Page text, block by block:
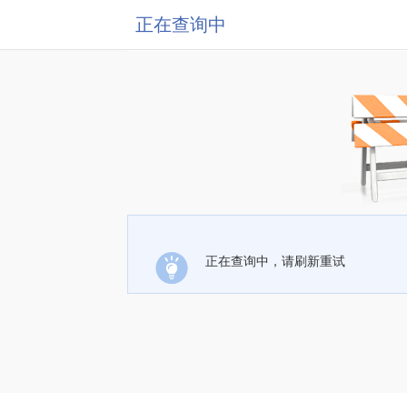
正在查询中
正在查询中，请刷新重试